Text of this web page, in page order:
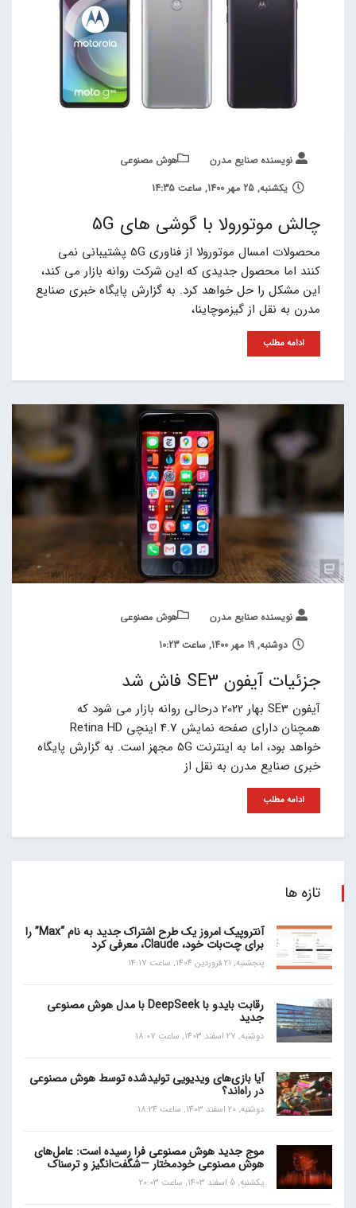
نویسنده صنایع مدرن
هوش مصنوعی
یکشنبه, 25 مهر 1400, ساعت 14:35
چالش موتورولا با گوشی های 5G
محصولات امسال موتورولا از فناوری 5G پشتیبانی نمی
کنند اما محصول جدیدی که این شرکت روانه بازار می کند،
این مشکل را حل خواهد کرد. به گزارش پایگاه خبری صنایع
مدرن به نقل از گیزموچاینا،
ادامه مطلب
نویسنده صنایع مدرن
هوش مصنوعی
دوشنبه, 19 مهر 1400, ساعت 10:23
جزئیات آیفون SE3 فاش شد
آیفون SE3 بهار 2022 درحالی روانه بازار می شود که
همچنان دارای صفحه نمایش 4.7 اینچی Retina HD
خواهد بود، اما به اینترنت 5G مجهز است. به گزارش پایگاه
خبری صنایع مدرن به نقل از
ادامه مطلب
تازه ها
آنتروپیک امروز یک طرح اشتراک جدید به نام “Max” را
برای چت‌بات خود، Claude، معرفی کرد
پنجشنبه, 21 فروردین 1404, ساعت 14:17
رقابت بایدو با DeepSeek با مدل هوش مصنوعی
جدید
دوشنبه, 27 اسفند 1403, ساعت 18:07
آیا بازی‌های ویدیویی تولیدشده توسط هوش مصنوعی
در راه‌اند؟
دوشنبه, 20 اسفند 1403, ساعت 18:24
موج جدید هوش مصنوعی فرا رسیده است: عامل‌های
هوش مصنوعی خودمختار —شگفت‌انگیز و ترسناک
یکشنبه, 5 اسفند 1403, ساعت 20:03